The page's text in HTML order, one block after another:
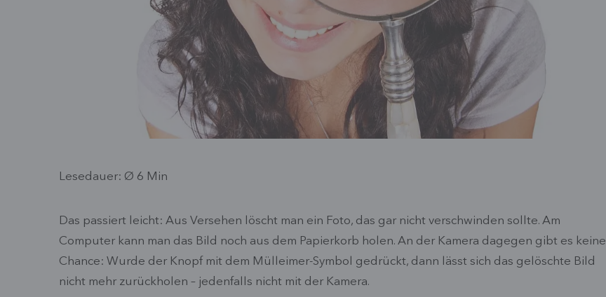
Lesedauer: Ø 6 Min
Das passiert leicht: Aus Versehen löscht man ein Foto, das gar nicht verschwinden sollte. Am
Computer kann man das Bild noch aus dem Papierkorb holen. An der Kamera dagegen gibt es keine
Chance: Wurde der Knopf mit dem Mülleimer-Symbol gedrückt, dann lässt sich das gelöschte Bild
nicht mehr zurückholen – jedenfalls nicht mit der Kamera.